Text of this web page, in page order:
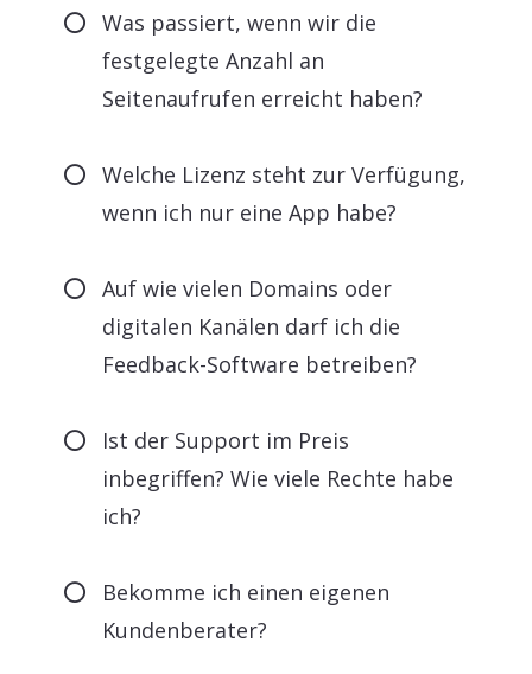
Was passiert, wenn wir die
festgelegte Anzahl an
Seitenaufrufen erreicht haben?
Welche Lizenz steht zur Verfügung,
wenn ich nur eine App habe?
Auf wie vielen Domains oder
digitalen Kanälen darf ich die
Feedback-Software betreiben?
Ist der Support im Preis
inbegriffen? Wie viele Rechte habe
ich?
Bekomme ich einen eigenen
Kundenberater?